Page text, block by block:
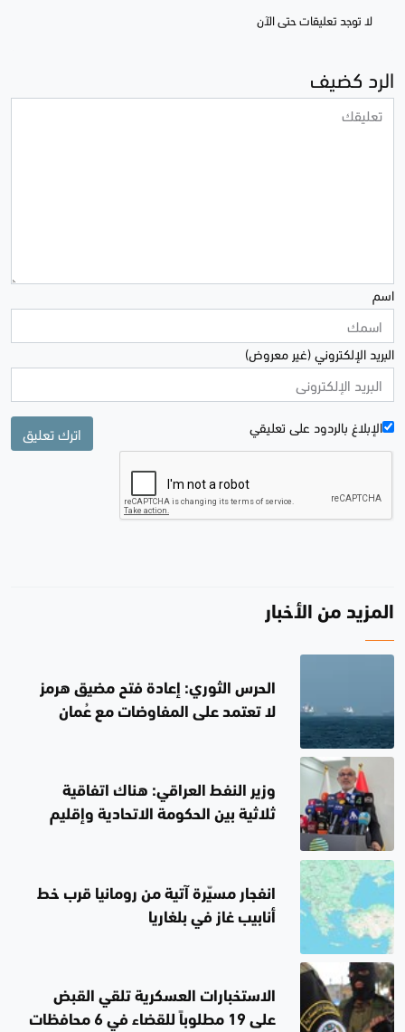
لا توجد تعليقات حتى الآن
الرد كضيف
اسم
البريد الإلكتروني (غير معروض)
الإبلاغ بالردود علی تعليقي اترك تعليق
المزيد من الأخبار
الحرس الثوري: إعادة فتح مضيق هرمز
لا تعتمد على المفاوضات مع عُمان
وزير النفط العراقي: هناك اتفاقية
ثلاثية بين الحكومة الاتحادية وإقليم
انفجار مسيّرة آتية من رومانيا قرب خط
أنابيب غاز في بلغاريا
الاستخبارات العسكرية تلقي القبض
على 19 مطلوباً للقضاء في 6 محافظات